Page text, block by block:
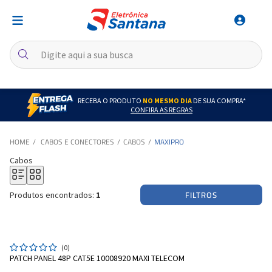
RECEBA O PRODUTO NO MESMO DIADE SUA COMPRA*
CONFIRA AS REGRAS
CABOS E CONECTORES CABOS MAXIPRO
Cabos
Produtos encontrados: 1 FILTROS
(0)
PATCH PANEL 48P CAT5E 10008920 MAXI TELECOM